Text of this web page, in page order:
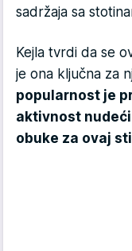
sadržaja sa
Kejla tvrdi da se
je ona ključna za
popularnost je
aktivnost
obuke za ovaj